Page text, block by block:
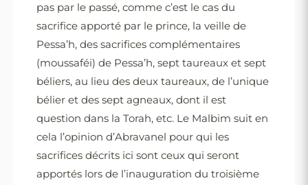
pas par le passé, comme c’est le cas du
sacrifice apporté par le prince, la veille de
Pessa’h, des sacrifices complémentaires
(moussaféi) de Pessa’h, sept taureaux et sept
béliers, au lieu des deux taureaux, de l’unique
bélier et des sept agneaux, dont il est
question dans la Torah, etc. Le Malbim suit en
cela l’opinion d’Abravanel pour qui les
sacrifices décrits ici sont ceux qui seront
apportés lors de l’inauguration du troisième